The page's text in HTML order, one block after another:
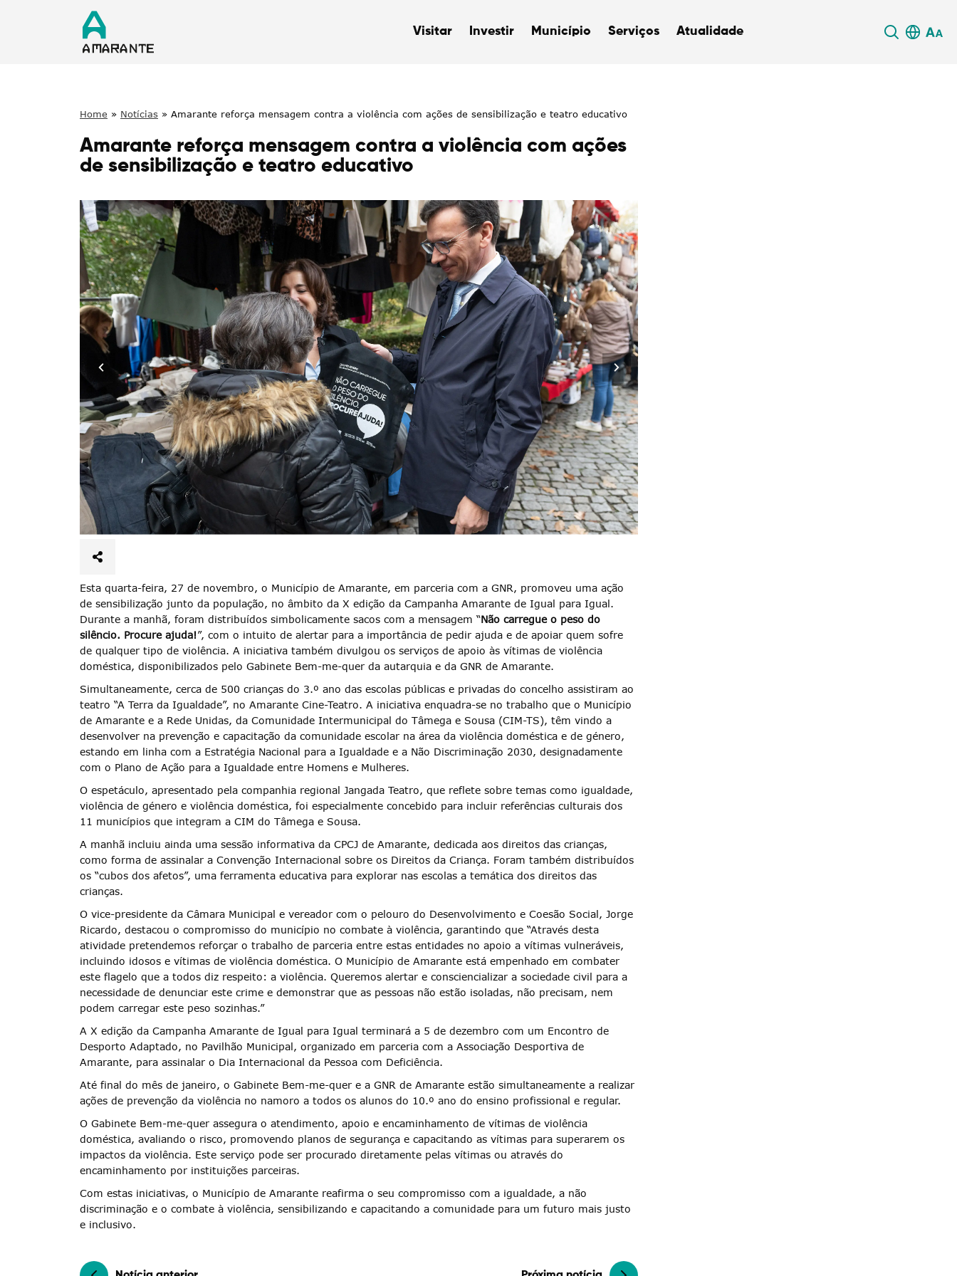
Visitar Investir Município Serviços Atualidade
Termo de Pesquisa
Categorias gerais
Filtros
Home » Notícias » Amarante reforça mensagem contra a violência com ações de sensibilização e teatro educativo
Amarante reforça mensagem contra a violência com ações
de sensibilização e teatro educativo
Esta quarta-feira, 27 de novembro, o Município de Amarante, em parceria com a GNR, promoveu uma ação
de sensibilização junto da população, no âmbito da X edição da Campanha Amarante de Igual para Igual.
Durante a manhã, foram distribuídos simbolicamente sacos com a mensagem “Não carregue o peso do
silêncio. Procure ajuda!”, com o intuito de alertar para a importância de pedir ajuda e de apoiar quem sofre
de qualquer tipo de violência. A iniciativa também divulgou os serviços de apoio às vítimas de violência
doméstica, disponibilizados pelo Gabinete Bem-me-quer da autarquia e da GNR de Amarante.
Simultaneamente, cerca de 500 crianças do 3.º ano das escolas públicas e privadas do concelho assistiram ao
teatro “A Terra da Igualdade”, no Amarante Cine-Teatro. A iniciativa enquadra-se no trabalho que o Município
de Amarante e a Rede Unidas, da Comunidade Intermunicipal do Tâmega e Sousa (CIM-TS), têm vindo a
desenvolver na prevenção e capacitação da comunidade escolar na área da violência doméstica e de género,
estando em linha com a Estratégia Nacional para a Igualdade e a Não Discriminação 2030, designadamente
com o Plano de Ação para a Igualdade entre Homens e Mulheres.
O espetáculo, apresentado pela companhia regional Jangada Teatro, que reflete sobre temas como igualdade,
violência de género e violência doméstica, foi especialmente concebido para incluir referências culturais dos
11 municípios que integram a CIM do Tâmega e Sousa.
A manhã incluiu ainda uma sessão informativa da CPCJ de Amarante, dedicada aos direitos das crianças,
como forma de assinalar a Convenção Internacional sobre os Direitos da Criança. Foram também distribuídos
os “cubos dos afetos”, uma ferramenta educativa para explorar nas escolas a temática dos direitos das
crianças.
O vice-presidente da Câmara Municipal e vereador com o pelouro do Desenvolvimento e Coesão Social, Jorge
Ricardo, destacou o compromisso do município no combate à violência, garantindo que “Através desta
atividade pretendemos reforçar o trabalho de parceria entre estas entidades no apoio a vítimas vulneráveis,
incluindo idosos e vítimas de violência doméstica. O Município de Amarante está empenhado em combater
este flagelo que a todos diz respeito: a violência. Queremos alertar e consciencializar a sociedade civil para a
necessidade de denunciar este crime e demonstrar que as pessoas não estão isoladas, não precisam, nem
podem carregar este peso sozinhas.”
A X edição da Campanha Amarante de Igual para Igual terminará a 5 de dezembro com um Encontro de
Desporto Adaptado, no Pavilhão Municipal, organizado em parceria com a Associação Desportiva de
Amarante, para assinalar o Dia Internacional da Pessoa com Deficiência.
Até final do mês de janeiro, o Gabinete Bem-me-quer e a GNR de Amarante estão simultaneamente a realizar
ações de prevenção da violência no namoro a todos os alunos do 10.º ano do ensino profissional e regular.
O Gabinete Bem-me-quer assegura o atendimento, apoio e encaminhamento de vítimas de violência
doméstica, avaliando o risco, promovendo planos de segurança e capacitando as vítimas para superarem os
impactos da violência. Este serviço pode ser procurado diretamente pelas vítimas ou através do
encaminhamento por instituições parceiras.
Com estas iniciativas, o Município de Amarante reafirma o seu compromisso com a igualdade, a não
discriminação e o combate à violência, sensibilizando e capacitando a comunidade para um futuro mais justo
e inclusivo.